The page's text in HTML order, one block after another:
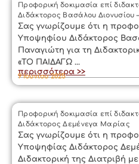
Προφορική δοκιμασία επί
Διδάκτορος Βασάλου Διονυσίου
Σας γνωρίζουμε ότι η
Υποψηφίου Διδάκτορος
Παναγιώτη για τη
«ΤΟ ΠΑΙΔΑΓΩ ...
περισσότερα >>
9 Ιουνίου 2025
Προφορική δοκιμασία επί
Διδάκτορος Δεμένεγα Μαρίας
Σας γνωρίζουμε ότι η
Υποψηφίας Διδάκτορος
Διδακτορική της Διατριβή